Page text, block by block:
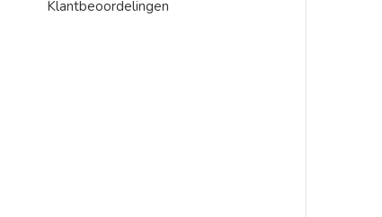
Klantbeoordelingen